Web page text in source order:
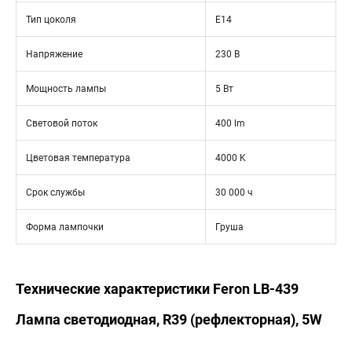
Тип цоколя E14
Напряжение 230 В
Мощность лампы 5 Вт
Световой поток 400 lm
Цветовая температура 4000 K
Срок службы 30 000 ч
Форма лампочки Груша
Технические характеристики Feron LB-439
Лампа светодиодная, R39 (рефлекторная), 5W